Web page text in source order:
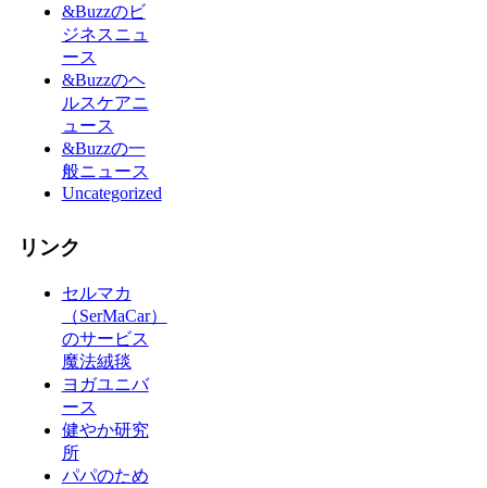
&Buzzのビ
ジネスニュ
ース
&Buzzのヘ
ルスケアニ
ュース
&Buzzの一
般ニュース
Uncategorized
リンク
セルマカ
（SerMaCar）
のサービス
魔法絨毯
ヨガユニバ
ース
健やか研究
所
パパのため